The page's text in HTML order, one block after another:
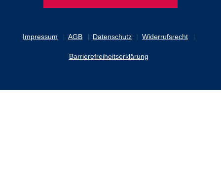
Impressum AGB Datenschutz Widerrufsrecht
Barrierefreiheitserklärung